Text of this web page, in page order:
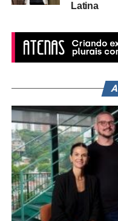
Latina